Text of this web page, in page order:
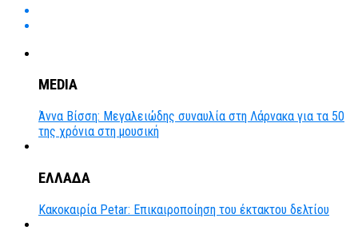
MEDIA
Άννα Βίσση: Μεγαλειώδης συναυλία στη Λάρνακα για τα 50
της χρόνια στη μουσική
ΕΛΛΑΔΑ
Κακοκαιρία Petar: Επικαιροποίηση του έκτακτου δελτίου